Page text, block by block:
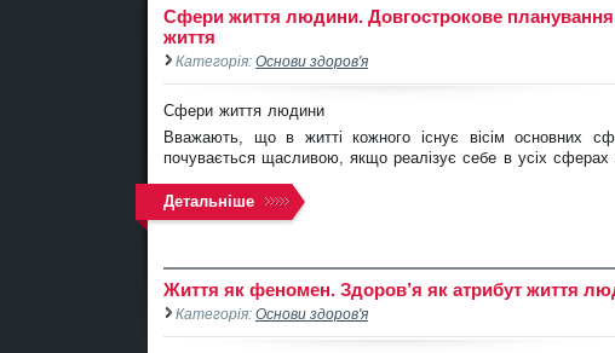
Сфери життя людини. Довгострокове
життя
Категорія: Основи здоров'я
Сфери життя людини
Вважають, що в житті кожного існує вісім основних
почувається щасливою, якщо реалізує себе в усіх сферах
Детальніше
Життя як феномен. Здоров’я як атрибут життя
Категорія: Основи здоров'я